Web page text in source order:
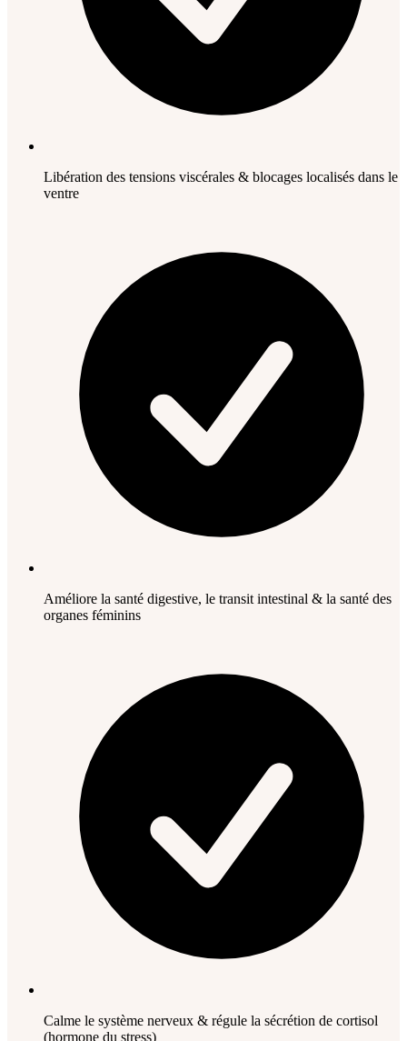
Libération des tensions viscérales & blocages localisés dans le
ventre
Améliore la santé digestive, le transit intestinal & la santé des
organes féminins
Calme le système nerveux & régule la sécrétion de cortisol
(hormone du stress)